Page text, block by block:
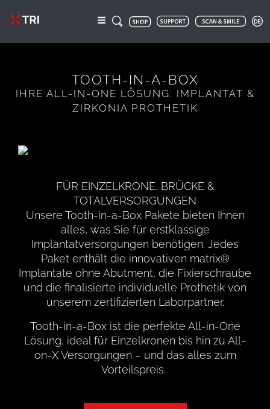
TOOTH-IN-A-BOX
IHRE ALL-IN-ONE LÖSUNG: IMPLANTAT &
ZIRKONIA PROTHETIK
FÜR EINZELKRONE, BRÜCKE &
TOTALVERSORGUNGEN
Unsere Tooth-in-a-Box Pakete bieten Ihnen
alles, was Sie für erstklassige
Implantatversorgungen benötigen. Jedes
Paket enthält die innovativen matrix®
Implantate ohne Abutment, die Fixierschraube
und die finalisierte individuelle Prothetik von
unserem zertifizierten Laborpartner.
Tooth-in-a-Box ist die perfekte All-in-One
Lösung, ideal für Einzelkronen bis hin zu All-
on-X Versorgungen – und das alles zum
Vorteilspreis.